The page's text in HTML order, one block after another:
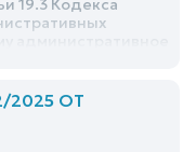
19.3 Кодекса
сроком 40
2025 ОТ